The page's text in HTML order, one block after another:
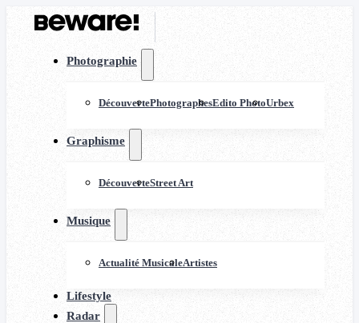
Photographie
DécouvertePhotographesEdito PhotoUrbex
Graphisme
DécouverteStreet Art
Musique
Actualité MusicaleArtistes
Lifestyle
Radar